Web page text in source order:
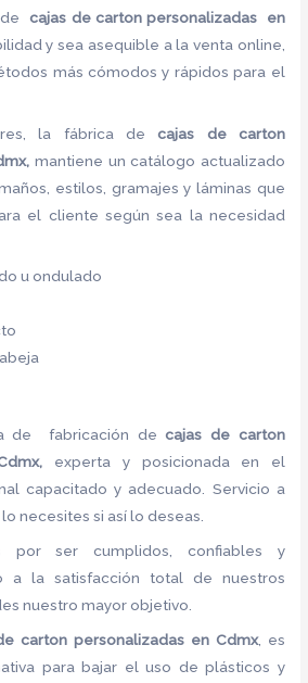
decajas de carton personalizadas en
y sea asequible a la venta online,
más cómodos y rápidos para el
la fábrica decajas de carton
mantiene un catálogo actualizado
estilos, gramajes y láminas que
el cliente según sea la necesidad
u ondulado
de fabricación decajas de carton
experta y posicionada en el
capacitado y adecuado. Servicio a
necesites si así lo deseas.
por ser cumplidos, confiables y
a la satisfacción total de nuestros
nuestro mayor objetivo.
carton personalizadas en Cdmx, es
para bajar el uso de plásticos y